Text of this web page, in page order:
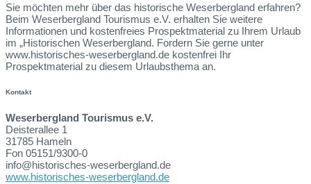
Sie möchten mehr über das historische Weserbergland erfahren?
Beim Weserbergland Tourismus e.V. erhalten Sie weitere
Informationen und kostenfreies Prospektmaterial zu Ihrem Urlaub
im „Historischen Weserbergland. Fordern Sie gerne unter
www.historisches-weserbergland.de kostenfrei Ihr
Prospektmaterial zu diesem Urlaubsthema an.
Kontakt
Weserbergland Tourismus e.V.
Deisterallee 1
31785 Hameln
Fon 05151/9300-0
info@historisches-weserbergland.de
www.historisches-weserbergland.de